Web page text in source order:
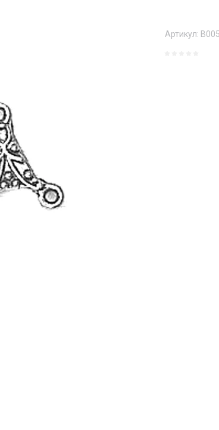
Артикул: